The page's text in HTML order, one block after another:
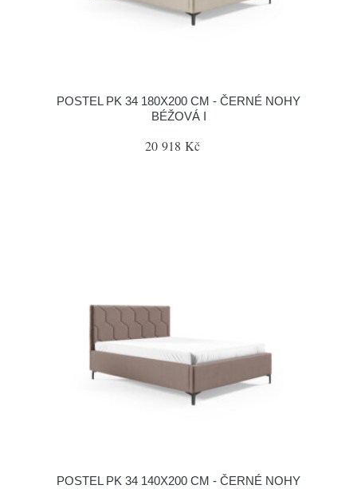
POSTEL PK 34 180X200 CM - ČERNÉ NOHY
BÉŽOVÁ I
20 918 Kč
POSTEL PK 34 140X200 CM - ČERNÉ NOHY